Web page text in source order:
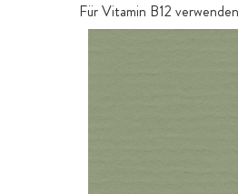
Für Vitamin B12
Vitamin B12 als
Wirkschwerpunkte.
von Vitamin B12 in
Wirkstoffen und liefert so
der Natur finden sich